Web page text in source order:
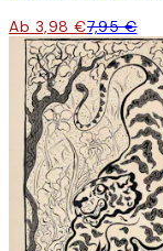
Ab 3,98 €7,95 €